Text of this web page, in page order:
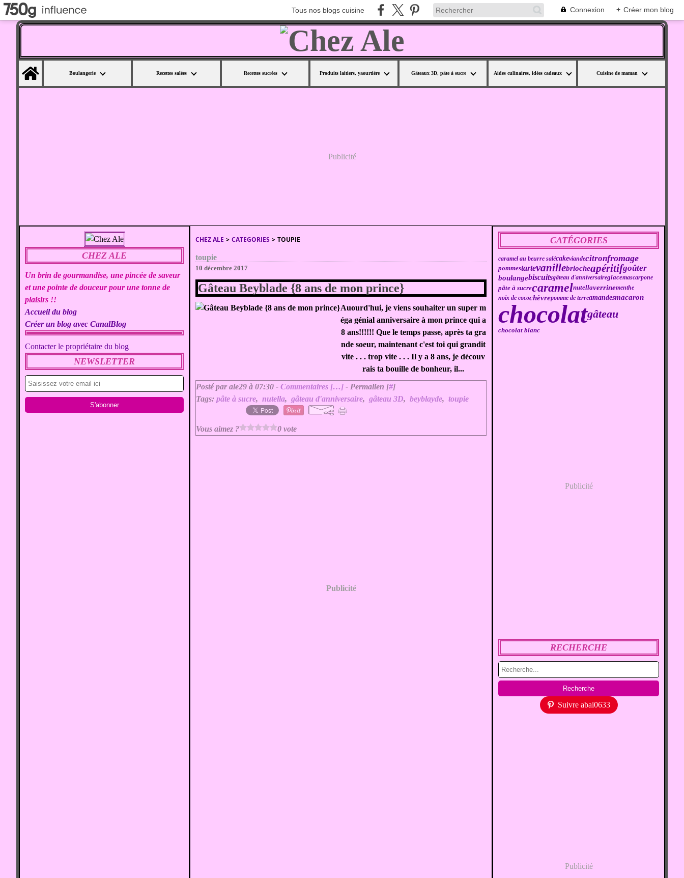
Tous nos blogs cuisine Connexion + Créer mon blog
Boulangerie
Recettes salées Recettes sucrées Produits laitiers, yaourtière Gâteaux 3D, pâte à sucre Aides culinaires, idées cadeaux Cuisine de maman
Publicité
CHEZ ALE
Un brin de gourmandise, une pincée de saveur
et une pointe de douceur pour une tonne de
plaisirs !!
Accueil du blog
Créer un blog avec CanalBlog
Contacter le propriétaire du blog
NEWSLETTER
CHEZ ALE > CATEGORIES > TOUPIE
toupie
10 décembre 2017
Gâteau Beyblade {8 ans de mon prince}
Auourd'hui, je viens souhaiter un super m
éga génial anniversaire à mon prince qui a
8 ans!!!!!! Que le temps passe, après ta gra
nde soeur, maintenant c'est toi qui grandit
vite . . . trop vite . . . Il y a 8 ans, je découv
rais ta bouille de bonheur, il...
Posté par ale29 à 07:30 -Commentaires […] - Permalien [#]
Tags:pâte à sucre,nutella,gâteau d'anniversaire,gâteau 3D,beyblayde,toupie
Vous aimez ? 0 vote
Publicité
CATÉGORIES
caramel au beurre salécakeviandecitronfromage
pommestartevanillebriocheapéritifgoûter
boulangebiscuitsgâteau d'anniversaireglacemascarpone
pâte à sucrecaramelnutellaverrinementhe
noix de cocochèvrepomme de terreamandesmacaron
chocolatgâteau
chocolat blanc
Publicité
RECHERCHE
Suivre abai0633
Publicité